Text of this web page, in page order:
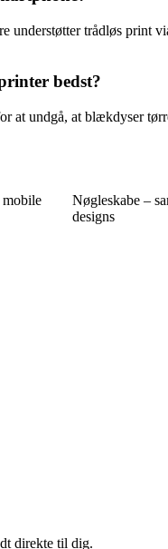
understøtter trådløs
bedst?
at undgå, at blækdyser
mobile
Nøgleskabe –
designs
direkte til dig.